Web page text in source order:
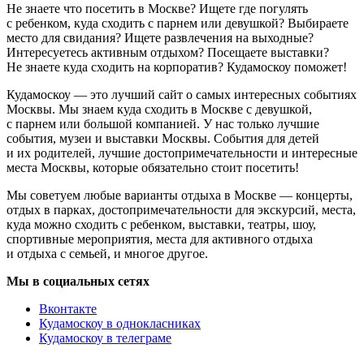
Не знаете что посетить в Москве? Ищете где погулять
с ребенком, куда сходить с парнем или девушкой? Выбираете
место для свидания? Ищете развлечения на выходные?
Интересуетесь активным отдыхом? Посещаете выставки?
Не знаете куда сходить на корпоратив? Кудамоскоу поможет!
Кудамоскоу — это лучший сайт о самых интересных событиях
Москвы. Мы знаем куда сходить в Москве с девушкой,
с парнем или большой компанией. У нас только лучшие
события, музеи и выставки Москвы. События для детей
и их родителей, лучшие достопримечательности и интересные
места Москвы, которые обязательно стоит посетить!
Мы советуем любые варианты отдыха в Москве — концерты,
отдых в парках, достопримечательности для экскурсий, места,
куда можно сходить с ребенком, выставки, театры, шоу,
спортивные мероприятия, места для активного отдыха
и отдыха с семьей, и многое другое.
Мы в социальных сетях
Вконтакте
Кудамоскоу в однокласниках
Кудамоскоу в телеграме